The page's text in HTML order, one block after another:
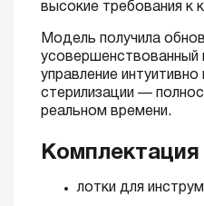
высокие требования к
Модель получила
управление
стерилизации —
реальном времени.
Комплектация
лотки для